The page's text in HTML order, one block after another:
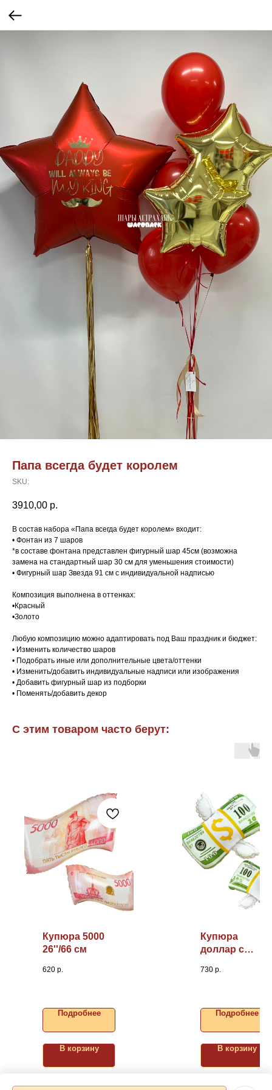
Папа всегда будет королем
SKU:
3910,00 р.
В состав набора «Папа всегда будет королем» входит:
• Фонтан из 7 шаров
*в составе фонтана представлен фигурный шар 45см (возможна
замена на стандартный шар 30 см для уменьшения стоимости)
• Фигурный шар Звезда 91 см с индивидуальной надписью
Композиция выполнена в оттенках:
•Красный
•Золото
Любую композицию можно адаптировать под Ваш праздник и бюджет:
• Изменить количество шаров
• Подобрать иные или дополнительные цвета/оттенки
• Изменить/добавить индивидуальные надписи или изображения
• Добавить фигурный шар из подборки
• Поменять/добавить декор
С этим товаром часто берут:
Купюра 5000
26''/66 см
620 р.
Подробнее
В корзину
Купюра
доллар с
29"/74см
730 р.
Подробнее
В корзину